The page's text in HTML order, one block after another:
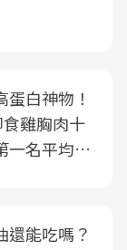
白神物！
食雞胸肉十
一名平均一
還能吃嗎？